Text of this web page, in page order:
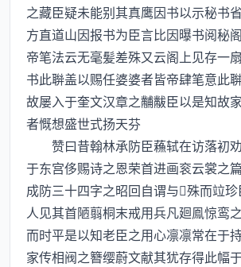
之藏臣疑未能别其真鹰因书以示秘书
方直道山因报书为臣言比因曝书阅秘
帝笔法云无毫髪差殊又云阁上见存一
书此聨盖以赐任婆婆者皆帝肆笔意此
故屡入于奎文汉章之黼黻臣以是知故
者慨想盛世式扬天芬
赞曰昔翰林承防臣蘓轼在访落初
于东宫侈赐诗之恩荣首进画衮云裳之
成防三十四字之昭回自谓与殊而竝
人见其首陋翦桐末戒用兵凡廻鳯惊鸾
而时平是以知老臣之用心凛凛常在于
家传相阀之簪缨蔚文献其犹存得此幅